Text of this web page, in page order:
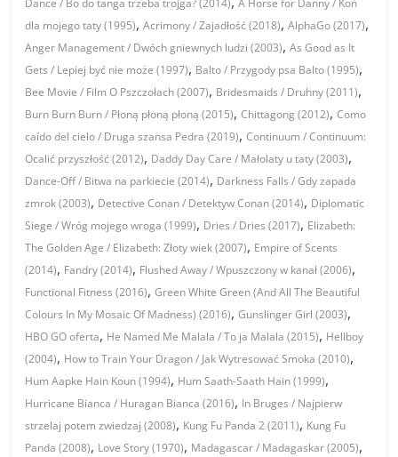
dla mojego taty (1995),Acrimony / Zajadłość (2018),AlphaGo (2017),
Anger Management / Dwóch gniewnych ludzi (2003),As Good as It
Gets / Lepiej być nie może (1997), Balto / Przygody psa Balto (1995),
Bee Movie / Film O Pszczołach (2007), Bridesmaids / Druhny (2011),
Burn Burn Burn / Płoną płoną płoną (2015),Chittagong (2012),Como
caído del cielo / Druga szansa Pedra (2019),Continuum / Continuum:
Ocalić przyszłość (2012), Daddy Day Care / Małolaty u taty (2003),
Dance-Off / Bitwa na parkiecie (2014), Darkness Falls / Gdy zapada
zmrok (2003), Detective Conan / Detektyw Conan (2014), Diplomatic
Siege / Wróg mojego wroga (1999), Dries / Dries (2017), Elizabeth:
The Golden Age / Elizabeth: Złoty wiek (2007), Empire of Scents
(2014), Fandry (2014), Flushed Away / Wpuszczony w kanał (2006),
Functional Fitness (2016),Green White Green (And All The Beautiful
Colours In My Mosaic Of Madness) (2016),Gunslinger Girl (2003),
HBO GO oferta, He Named Me Malala / To ja Malala (2015), Hellboy
(2004), How to Train Your Dragon / Jak Wytresować Smoka (2010),
Hum Aapke Hain Koun (1994), Hum Saath-Saath Hain (1999),
Hurricane Bianca / Huragan Bianca (2016), In Bruges / Najpierw
strzelaj potem zwiedzaj (2008), Kung Fu Panda 2 (2011), Kung Fu
Panda (2008), Love Story (1970), Madagascar / Madagaskar (2005),